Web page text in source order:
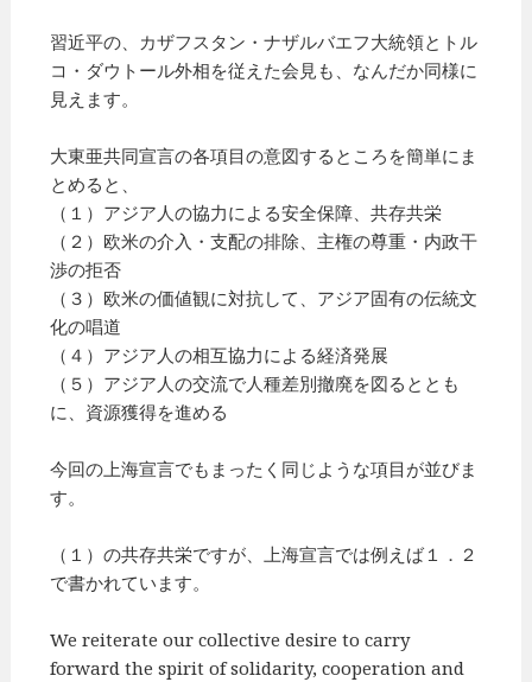
習近平の、カザフスタン・ナザルバエフ大統領とトル
コ・ダウトール外相を従えた会見も、なんだか同様に
見えます。
大東亜共同宣言の各項目の意図するところを簡単にま
とめると、
（１）アジア人の協力による安全保障、共存共栄
（２）欧米の介入・支配の排除、主権の尊重・内政干
渉の拒否
（３）欧米の価値観に対抗して、アジア固有の伝統文
化の唱道
（４）アジア人の相互協力による経済発展
（５）アジア人の交流で人種差別撤廃を図るととも
に、資源獲得を進める
今回の上海宣言でもまったく同じような項目が並びま
す。
（１）の共存共栄ですが、上海宣言では例えば１．２
で書かれています。
We reiterate our collective desire to carry
forward the spirit of solidarity, cooperation and